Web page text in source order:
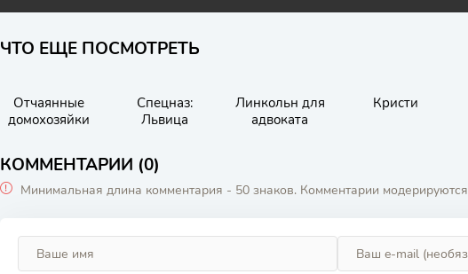
ЧТО ЕЩЕ ПОСМОТРЕТЬ
Отчаянные
домохозяйки
Спецназ:
Львица
Линкольн для
адвоката
Кристи
КОММЕНТАРИИ (0)
Минимальная длина комментария - 50 знаков. Комментарии модерируются